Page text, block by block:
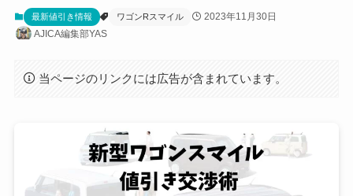
最新値引き情報 ワゴンRスマイル
2023年11月30日
AJICA編集部YAS
当ページのリンクには広告が含まれています。